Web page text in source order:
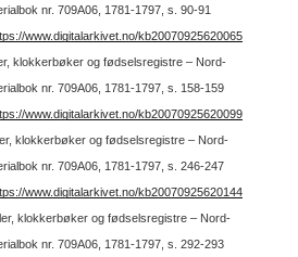
nr. 709A06, 1781-1797, s. 90-91
www.digitalarkivet.no/kb20070925620065
klokkerbøker og fødselsregistre – Nord-
nr. 709A06, 1781-1797, s. 158-159
www.digitalarkivet.no/kb20070925620099
klokkerbøker og fødselsregistre – Nord-
nr. 709A06, 1781-1797, s. 246-247
www.digitalarkivet.no/kb20070925620144
klokkerbøker og fødselsregistre – Nord-
nr. 709A06, 1781-1797, s. 292-293